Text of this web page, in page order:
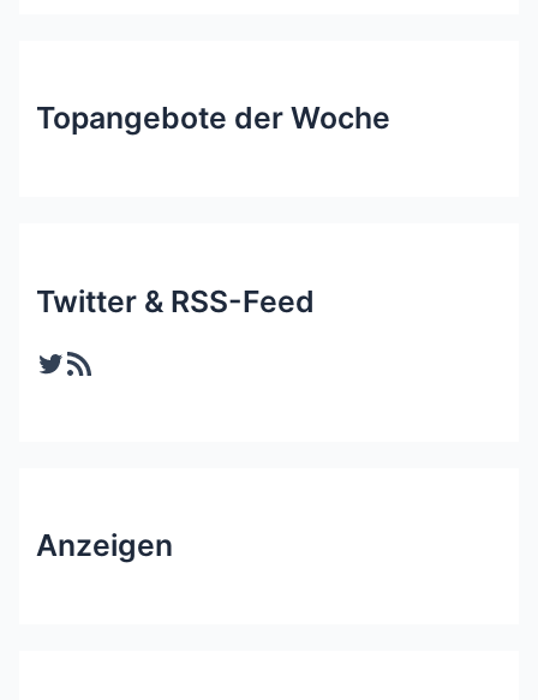
Topangebote der Woche
Twitter & RSS-Feed
Twitter RSS-Feed
Anzeigen